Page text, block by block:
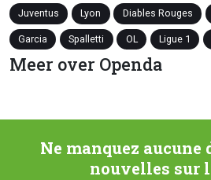
Juventus Lyon Diables Rouges
Garcia Spalletti OL Ligue 1
Meer over Openda
Ne manquez aucune
nouvelles sur